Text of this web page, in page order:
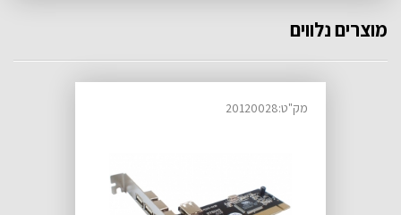
מוצרים נלווים
מק"ט:20120028